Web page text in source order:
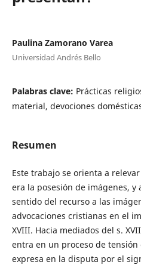
Paulina Zamorano Varea
Universidad Andrés Bello
Palabras clave: Prácticas
material, devociones
Resumen
Este trabajo se orienta a
era la posesión de imágenes,
sentido del recurso a las
advocaciones cristianas en el
XVIII. Hacia mediados del s.
entra en un proceso de
expresa en la disputa por el